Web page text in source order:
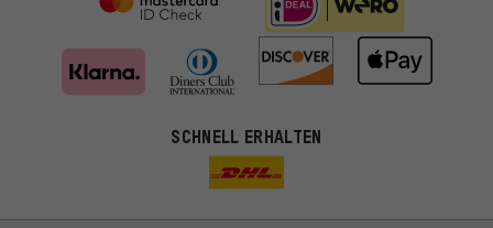
SCHNELL ERHALTEN